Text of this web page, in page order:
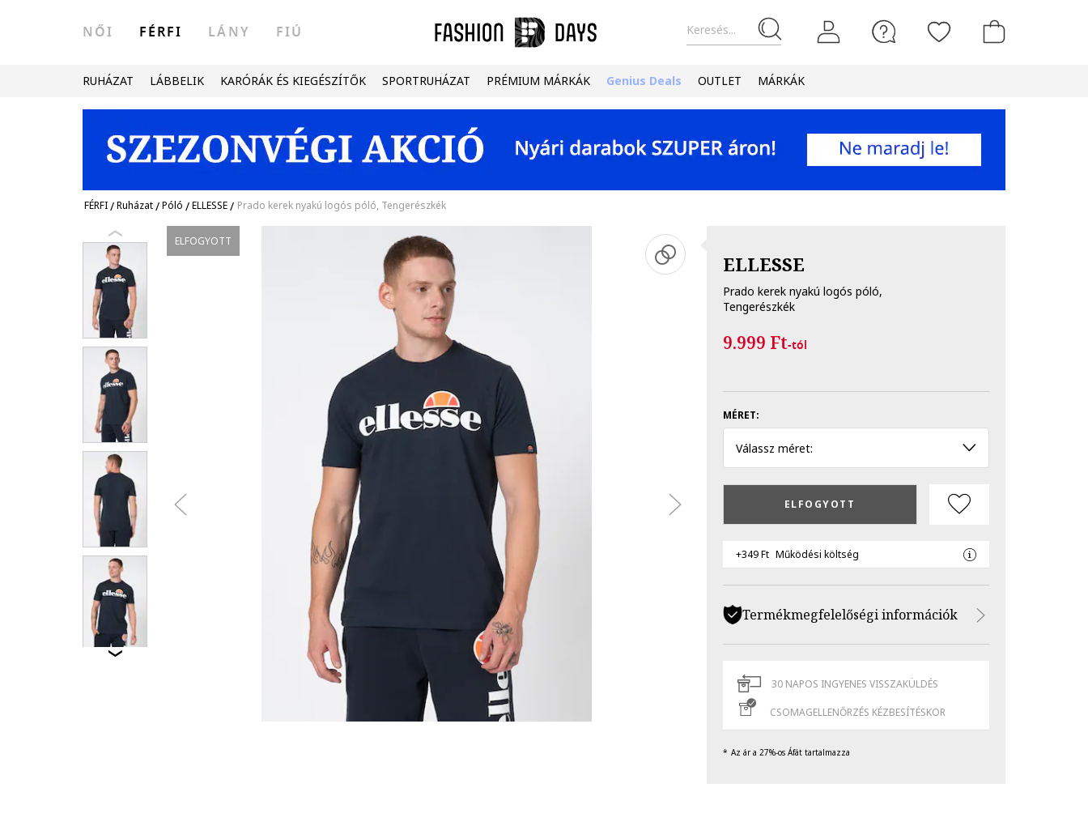
Keresés...
NŐI FÉRFI LÁNY FIÚ
RUHÁZAT LÁBBELIK KARÓRÁK ÉS KIEGÉSZÍTŐK SPORTRUHÁZAT PRÉMIUM MÁRKÁK Genius Deals OUTLET MÁRKÁK
FÉRFI/Ruházat/Póló /ELLESSE/ Prado kerek nyakú logós póló, Tengerészkék
ELFOGYOTT
ELLESSE
Prado kerek nyakú logós póló,
Tengerészkék
9.999 Ft-tól
MÉRET:
Válassz méret:
ELFOGYOTT
+349 Ft Működési költség
Termékmegfelelőségi információk
30 NAPOS INGYENES VISSZAKÜLDÉS
CSOMAGELLENŐRZÉS KÉZBESÍTÉSKOR
Az ár a 27%-os Áfát tartalmazza